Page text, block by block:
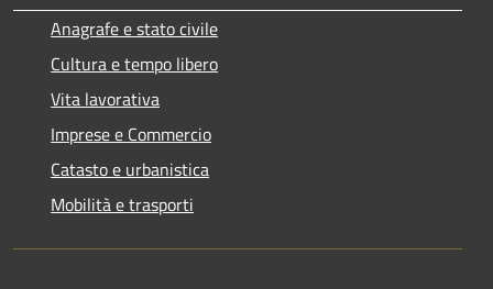
Anagrafe e stato civile
Cultura e tempo libero
Vita lavorativa
Imprese e Commercio
Catasto e urbanistica
Mobilità e trasporti